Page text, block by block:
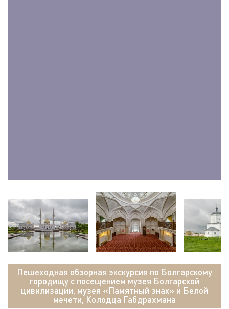
Пешеходная обзорная экскурсия по Болгарскому
городищу с посещением музея Болгарской
цивилизации, музея «Памятный знак» и Белой
мечети, Колодца Габдрахмана